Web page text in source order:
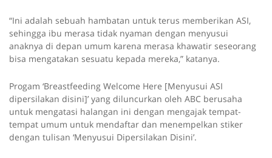
“Ini adalah sebuah hambatan untuk terus memberikan ASI,
sehingga ibu merasa tidak nyaman dengan menyusui
anaknya di depan umum karena merasa khawatir seseorang
bisa mengatakan sesuatu kepada mereka,” katanya.
Progam ‘Breastfeeding Welcome Here [Menyusui ASI
dipersilakan disini]’ yang diluncurkan oleh ABC berusaha
untuk mengatasi halangan ini dengan mengajak tempat-
tempat umum untuk mendaftar dan menempelkan stiker
dengan tulisan ‘Menyusui Dipersilakan Disini’.